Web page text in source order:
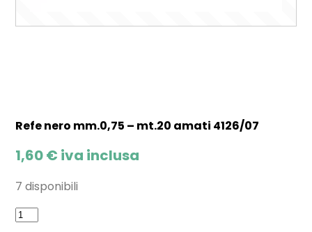
Refe nero mm.0,75 – mt.20 amati 4126/07
1,60€ iva inclusa
7 disponibili